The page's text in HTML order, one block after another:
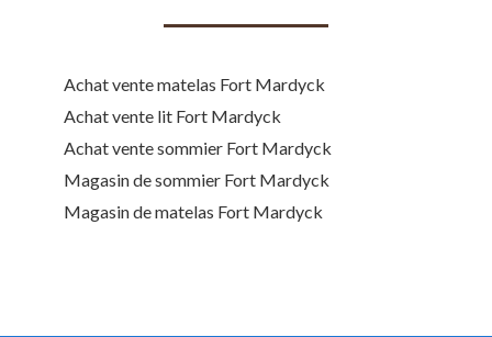
Achat vente matelas Fort Mardyck
Achat vente lit Fort Mardyck
Achat vente sommier Fort Mardyck
Magasin de sommier Fort Mardyck
Magasin de matelas Fort Mardyck